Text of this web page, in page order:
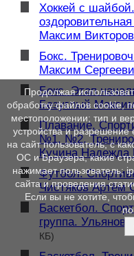
Хоккей с
Максим
Бокс.
Максим
Бокс. Этап
Безуглый
Плавание.
№1, №2,
Кучина
Футбол.
Чистяков Артём
Баскетбол.
группа. Ульянов
КБ)
Продолжая
обработку файлов cookie,
местоположении; тип и
устройства и разрешение
на сайт пользователь; с
ОС и Браузера; какие
нажимает пользователь;
сайта и проведения
Если вы не хотите,